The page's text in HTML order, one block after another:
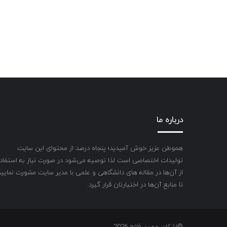
درباره ما
هموطن عزیز خوش آمیدید؛ پنجاه درصد از محتوای این سایت
تولیدات اختصاصی است لذا توصیه می‌شود در صورت نیاز به
از آن‌ها در مقاله های دانشگاهی و علمی با مدیر سایت مشورت
تا منابع آن‌ها در اختیارتان قرار گیرد.